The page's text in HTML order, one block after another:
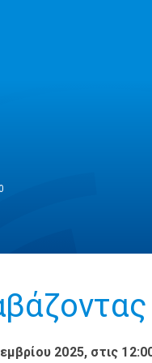
2025, στις